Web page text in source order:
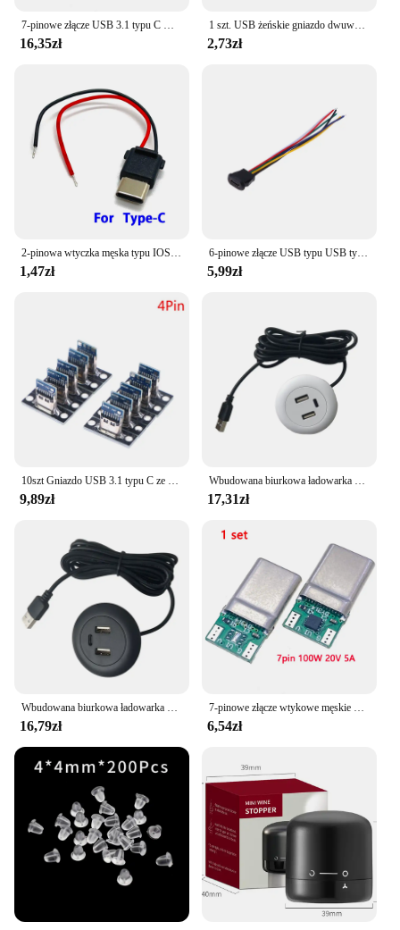
16,35zł
1 szt. USB żeńskie gniazdo dwuwarstwowe typu C USB żeńska lampa gniazdo ładowania gniazdo zasilania ze złączem kablowym
2,73zł
1,47zł
6-pinowe złącze USB typu USB typu C wodoodporne z gniazdem żeńskim PH 2.0 wysoki prąd szybkie ładowanie portu Jack ze stykiem danych
5,99zł
9,89zł 17,31zł
Wbudowana biurkowa ładowarka TYPE-C USB do mebli gniazdo sofy wielofunkcyjne ukryte złącze kabel szybkiego ładowania
16,79zł
7-pinowe złącze wtykowe męskie USB 3.1 TYPE-C Części do lutowania linii danych Do notebooka PD 100W 20V 5A Prądowy kabel do ładowania dużej mocy
6,54zł